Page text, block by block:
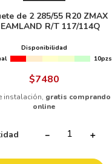
de 2 285/55 R20 ZMAX
R/T 117/114Q
Disponibilidad
10pzs
$7480
instalación, gratis comprando
online
＋
－